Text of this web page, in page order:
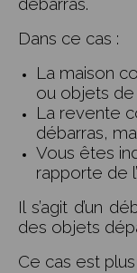
Dans ce cas :
La maison
ou objets
La revente
débarras,
Vous êtes
rapporte de
Il s’agit d’un
des objets
Ce cas est